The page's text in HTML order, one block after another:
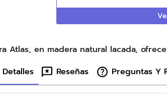
en madera natural lacada,
Detalles Reseñas Preguntas Y